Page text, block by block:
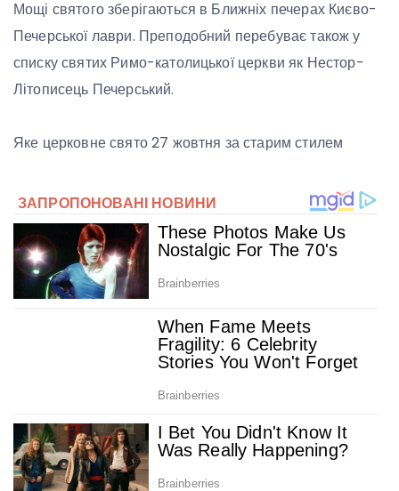
Мощі святого зберігаються в Ближніх печерах Києво-
Печерської лаври. Преподобний перебуває також у
списку святих Римо-католицької церкви як Нестор-
Літописець Печерський.
Яке церковне свято 27 жовтня за старим стилем